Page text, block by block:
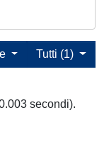
Tutti (1)
secondi).